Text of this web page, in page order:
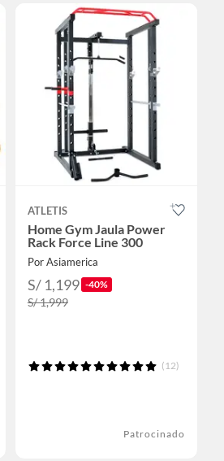
ATLETIS
Home Gym Jaula Power
Rack Force Line 300
Por Asiamerica
S/ 1,199 -40%
S/ 1,999
(12)
Patrocinado